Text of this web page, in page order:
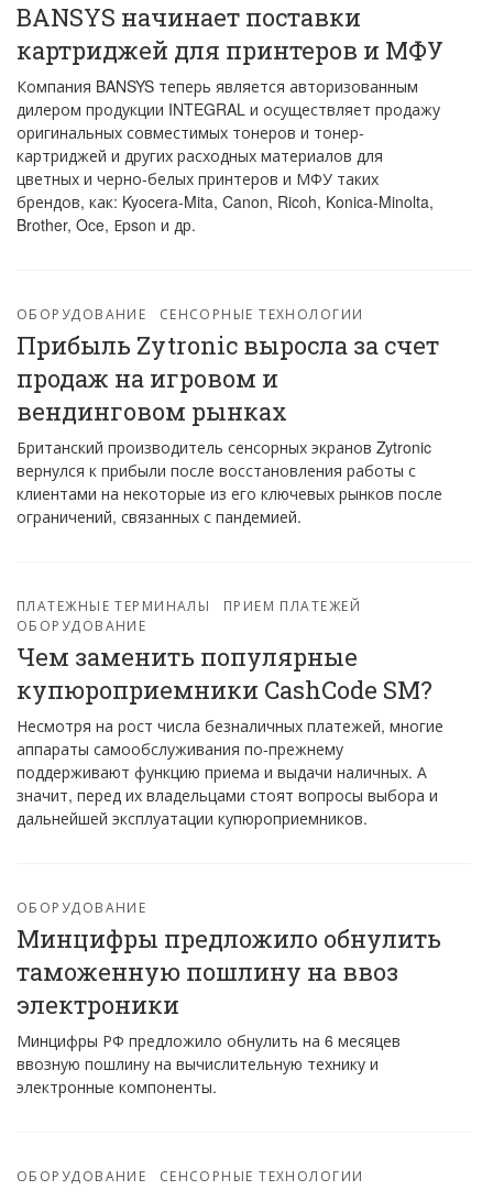
BANSYS начинает поставки
картриджей для принтеров и МФУ
Компания BANSYS теперь является авторизованным
дилером продукции INTEGRAL и осуществляет продажу
оригинальных совместимых тонеров и тонер-
картриджей и других расходных материалов для
цветных и черно-белых принтеров и МФУ таких
брендов, как: Kyocera-Mita, Canon, Ricoh, Konica-Minolta,
Brother, Oce, Еpson и др.
ОБОРУДОВАНИЕ СЕНСОРНЫЕ ТЕХНОЛОГИИ
Прибыль Zytronic выросла за счет
продаж на игровом и
вендинговом рынках
Британский производитель сенсорных экранов Zytronic
вернулся к прибыли после восстановления работы с
клиентами на некоторые из его ключевых рынков после
ограничений, связанных с пандемией.
ПЛАТЕЖНЫЕ ТЕРМИНАЛЫ
ПРИЕМ ПЛАТЕЖЕЙ
ОБОРУДОВАНИЕ
Чем заменить популярные
купюроприемники CashCode SM?
Несмотря на рост числа безналичных платежей, многие
аппараты самообслуживания по-прежнему
поддерживают функцию приема и выдачи наличных. А
значит, перед их владельцами стоят вопросы выбора и
дальнейшей эксплуатации купюроприемников.
ОБОРУДОВАНИЕ
Минцифры предложило обнулить
таможенную пошлину на ввоз
электроники
Минцифры РФ предложило обнулить на 6 месяцев
ввозную пошлину на вычислительную технику и
электронные компоненты.
ОБОРУДОВАНИЕ СЕНСОРНЫЕ ТЕХНОЛОГИИ